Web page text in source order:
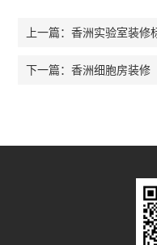
上一篇：香洲实验室装修
下一篇：香洲细胞房装修